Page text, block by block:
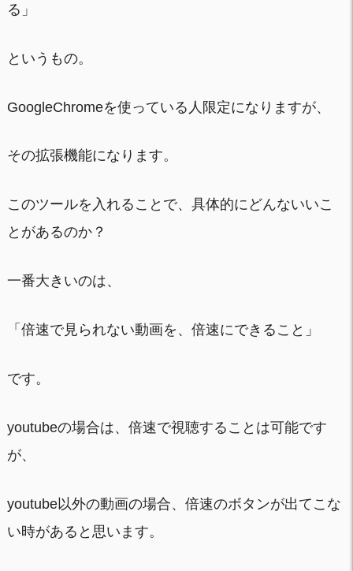
る」
というもの。
GoogleChromeを使っている人限定になりますが、
その拡張機能になります。
このツールを入れることで、具体的にどんないいこ
とがあるのか？
一番大きいのは、
「倍速で見られない動画を、倍速にできること」
です。
youtubeの場合は、倍速で視聴することは可能です
が、
youtube以外の動画の場合、倍速のボタンが出てこな
い時があると思います。